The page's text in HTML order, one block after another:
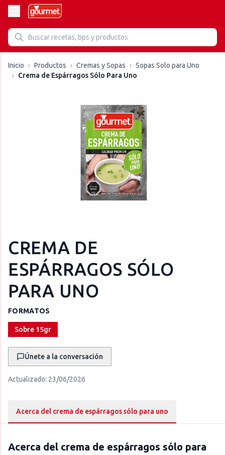
Inicio › Productos › Cremas y Sopas › Sopas Solo para Uno
› Crema de Espárragos Sólo Para Uno
CREMA DE
ESPÁRRAGOS SÓLO
PARA UNO
FORMATOS
Sobre 15gr
Únete a la conversación
Actualizado: 23/06/2026
Acerca del crema de espárragos sólo para uno
Acerca del crema de espárragos sólo para